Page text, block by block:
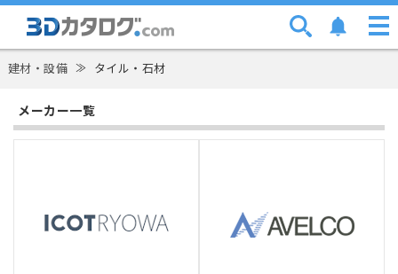
建材・設備 ≫ タイル・石材
メーカー一覧